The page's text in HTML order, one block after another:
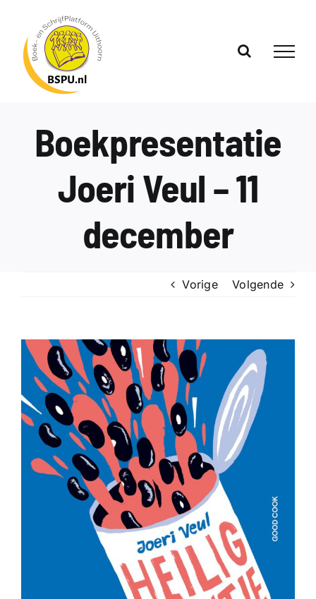
inhoud
Boekpresentatie
Joeri Veul – 11
december
Vorige Volgende
Bekijk
grotere
afbeelding